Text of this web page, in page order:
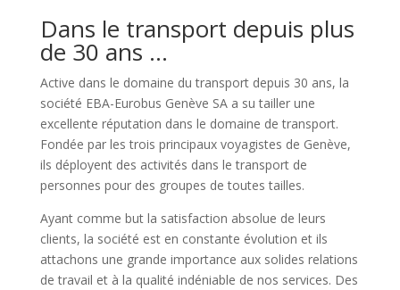
Dans le transport depuis plus
de 30 ans …
Active dans le domaine du transport depuis 30 ans, la
société EBA-Eurobus Genève SA a su tailler une
excellente réputation dans le domaine de transport.
Fondée par les trois principaux voyagistes de Genève,
ils déployent des activités dans le transport de
personnes pour des groupes de toutes tailles.
Ayant comme but la satisfaction absolue de leurs
clients, la société est en constante évolution et ils
attachons une grande importance aux solides relations
de travail et à la qualité indéniable de nos services. Des